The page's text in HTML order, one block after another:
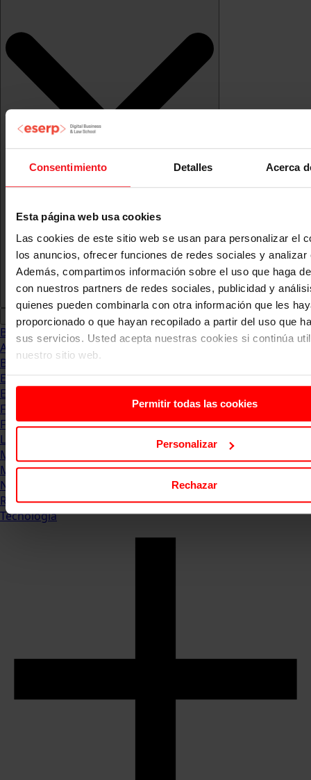
Consentimiento Detalles Acerca
Esta página web usa cookies
Las cookies de este sitio web se usan para personalizar el
los anuncios, ofrecer funciones de redes sociales y analizar
Además, compartimos información sobre el uso que haga
con nuestros partners de redes sociales, publicidad y
quienes pueden combinarla con otra información que les
proporcionado o que hayan recopilado a partir del uso que
sus servicios. Usted acepta nuestras cookies si continúa
nuestro sitio web.
Permitir todas las cookies
Personalizar
Rechazar
Blog
Abogacia
Business
Empleo & Emprendimiento
Empresas
Finanzas
Formación & Estudios
Luxury
Management
Marketing & Comunicación
Negocios
Recursos Humanos
Tecnología